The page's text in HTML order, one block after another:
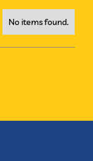
No items found.